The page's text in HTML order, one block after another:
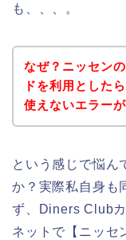
も、、、。
なぜ？ニッセン
ドを利用とした
使えないエラー
という感じで悩ん
か？実際私自身も
ず、Diners Club
ネットで【ニッセ